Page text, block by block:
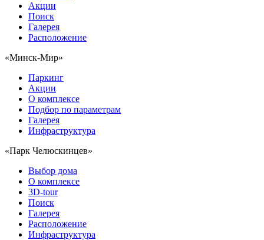
Акции
Поиск
Галерея
Расположение
«Минск-Мир»
Паркинг
Акции
О комплексе
Подбор по параметрам
Галерея
Инфраструктура
«Парк Челюскинцев»
Выбор дома
О комплексе
3D-tour
Поиск
Галерея
Расположение
Инфраструктура